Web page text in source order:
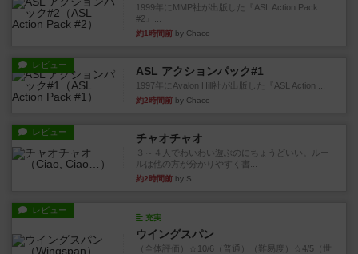
1999年にMMP社が出版した『ASL Action Pack
#2』...
約1時間前 by Chaco
レビュー ASL アクションパック#1
1997年にAvalon Hill社が出版した『ASL Action ...
約2時間前 by Chaco
レビュー チャオチャオ
３～４人でわいわい遊ぶのにちょうどいい。ルー
ルは他の方が分かりやすく書...
約2時間前 by S
レビュー
充実
ウイングスパン
（全体評価）☆10/6（普通）（難易度）☆4/5（世